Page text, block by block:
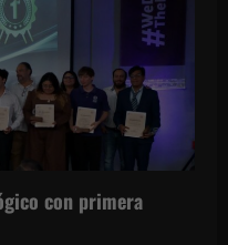
con primera